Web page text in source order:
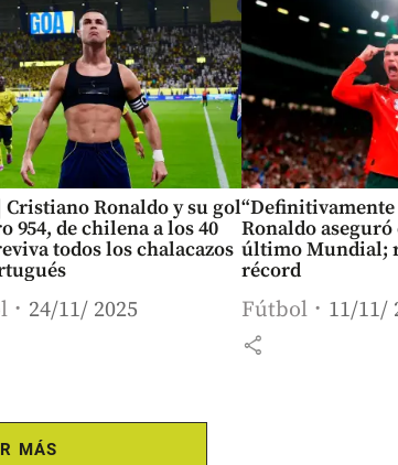
Cristiano Ronaldo y su gol
954, de chilena a los 40
todos los chalacazos
24/11/ 2025
Ronaldo aseguró
último Mundial;
récord
Fútbol 11/11/
share
MÁS